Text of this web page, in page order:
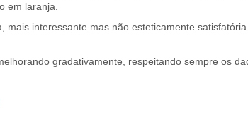
em laranja.
interessante mas não esteticamente
gradativamente, respeitando sempre os